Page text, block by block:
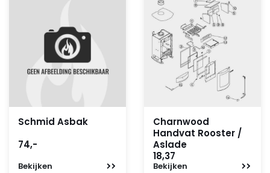
Schmid Asbak
74,-
Bekijken
Charnwood
Handvat Rooster /
Aslade
18,37
Bekijken